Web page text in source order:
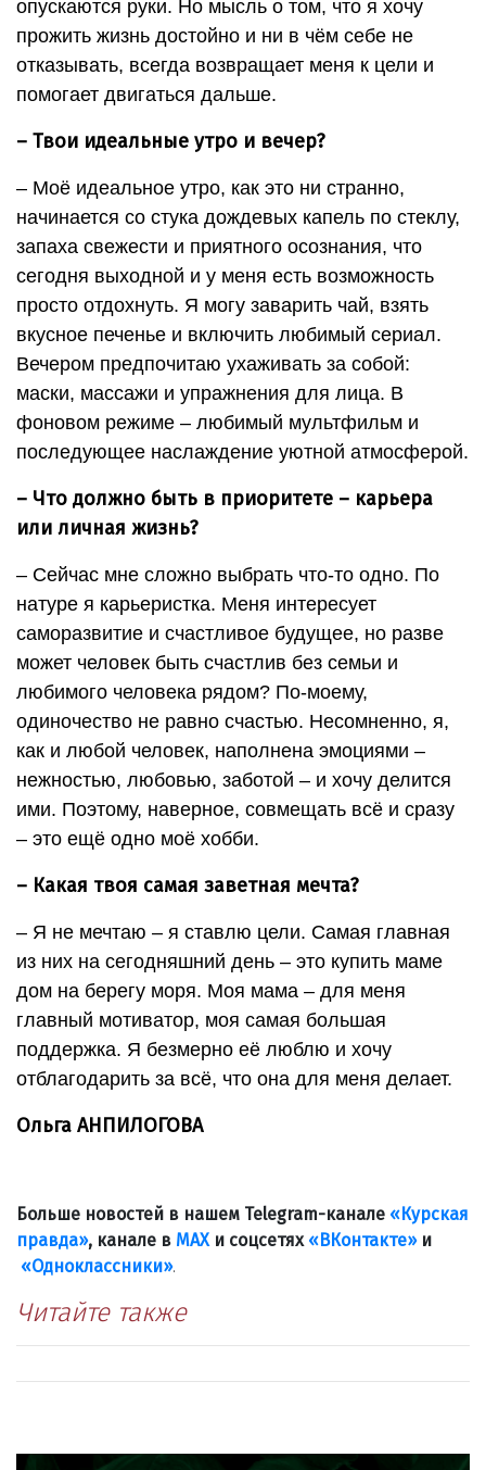
опускаются руки. Но мысль о том, что я хочу
прожить жизнь достойно и ни в чём себе не
отказывать, всегда возвращает меня к цели и
помогает двигаться дальше.
– Твои идеальные утро и вечер?
– Моё идеальное утро, как это ни странно,
начинается со стука дождевых капель по стеклу,
запаха свежести и приятного осознания, что
сегодня выходной и у меня есть возможность
просто отдохнуть. Я могу заварить чай, взять
вкусное печенье и включить любимый сериал.
Вечером предпочитаю ухаживать за собой:
маски, массажи и упражнения для лица. В
фоновом режиме – любимый мультфильм и
последующее наслаждение уютной атмосферой.
– Что должно быть в приоритете – карьера
или личная жизнь?
– Сейчас мне сложно выбрать что-то одно. По
натуре я карьеристка. Меня интересует
саморазвитие и счастливое будущее, но разве
может человек быть счастлив без семьи и
любимого человека рядом? По-моему,
одиночество не равно счастью. Несомненно, я,
как и любой человек, наполнена эмоциями –
нежностью, любовью, заботой – и хочу делится
ими. Поэтому, наверное, совмещать всё и сразу
– это ещё одно моё хобби.
– Какая твоя самая заветная мечта?
– Я не мечтаю – я ставлю цели. Самая главная
из них на сегодняшний день – это купить маме
дом на берегу моря. Моя мама – для меня
главный мотиватор, моя самая большая
поддержка. Я безмерно её люблю и хочу
отблагодарить за всё, что она для меня делает.
Ольга АНПИЛОГОВА
Больше новостей в нашем Telegram-канале «Курская
правда», канале в МАХи соцсетях «ВКонтакте»и
«Одноклассники».
Читайте также